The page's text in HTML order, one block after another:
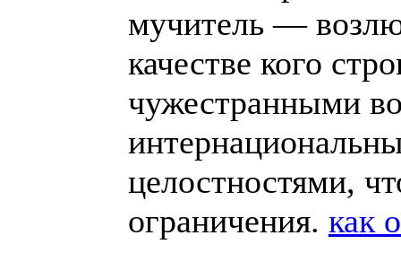
мучитель —
качестве кого
чужестранными
целостностями,
ограничения. как